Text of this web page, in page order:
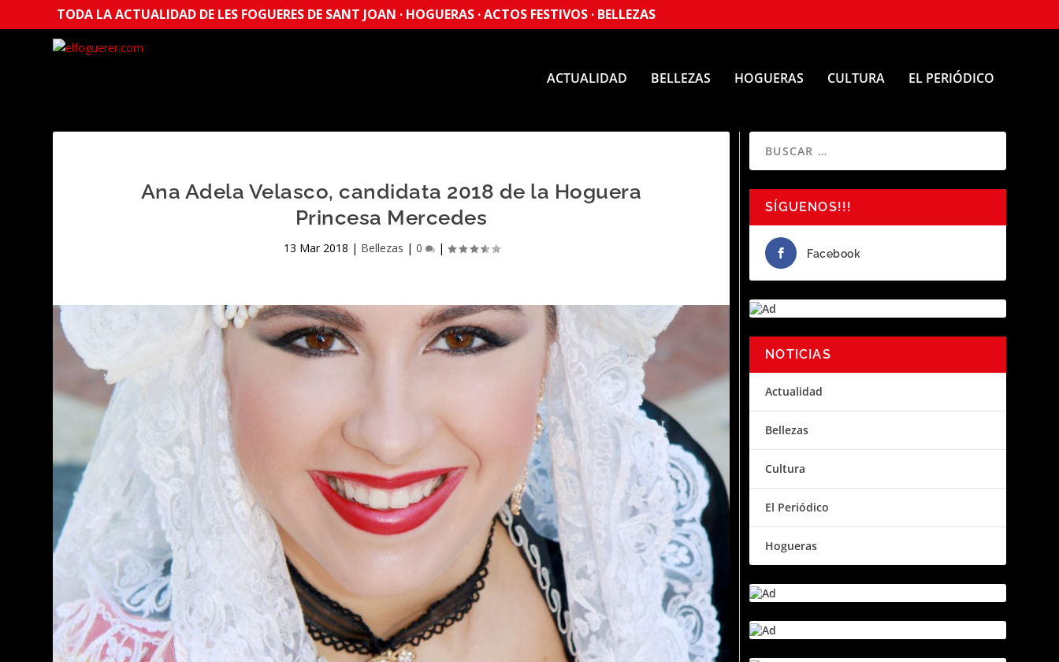
TODA LA ACTUALIDAD DE LES FOGUERES DE SANT JOAN · HOGUERAS · ACTOS FESTIVOS · BELLEZAS
ACTUALIDAD BELLEZAS HOGUERAS CULTURA EL PERIÓDICO
Ana Adela Velasco, candidata 2018 de la Hoguera
Princesa Mercedes
13 Mar 2018 | Bellezas | 0 |
SÍGUENOS!!!
Facebook
NOTICIAS
Actualidad
Bellezas
Cultura
El Periódico
Hogueras